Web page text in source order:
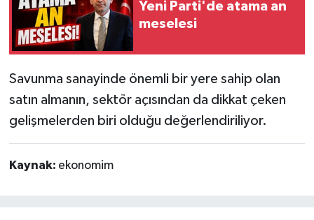
Yeni Parti'de atama an
meselesi
Savunma sanayinde önemli bir yere sahip olan
satın almanın, sektör açısından da dikkat çeken
gelişmelerden biri olduğu değerlendiriliyor.
Kaynak: ekonomim